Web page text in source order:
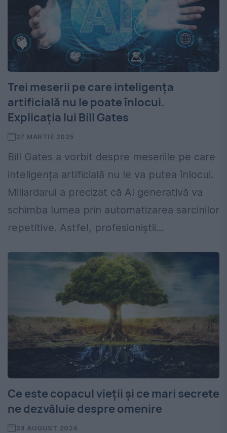
Trei meserii pe care inteligența
artificială nu le poate înlocui.
Explicația lui Bill Gates
27 MARTIE 2025
Bill Gates a vorbit despre meseriile pe care
inteligența artificială nu le va putea înlocui.
Miliardarul a precizat că AI generativă va
schimba lumea prin automatizarea sarcinilor
repetitive. Astfel, profesioniștii...
Ce este copacul vieții și ce mari secrete
ne dezvăluie despre omenire
24 AUGUST 2024